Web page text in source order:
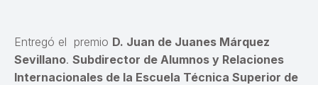
Entregó el premio D. Juan de Juanes Márquez
Sevillano. Subdirector de Alumnos y Relaciones
Internacionales de la Escuela Técnica Superior de